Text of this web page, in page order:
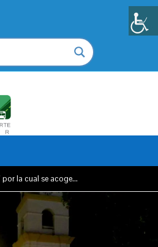
la cual se acoge…